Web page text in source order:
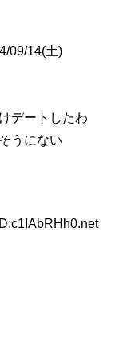
09/14(土)
デートしたわ
うにない